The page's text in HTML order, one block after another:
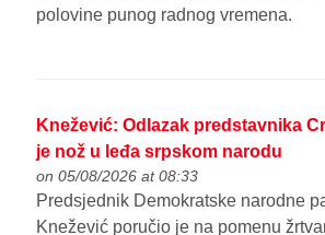
polovine punog radnog vremena.
Knežević: Odlazak predstavnika
je nož u leđa srpskom narodu
on 05/08/2026 at 08:33
Predsjednik Demokratske narodne
Knežević poručio je na pomenu